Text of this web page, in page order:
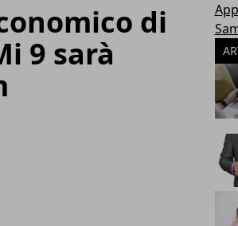
di
9 sarà